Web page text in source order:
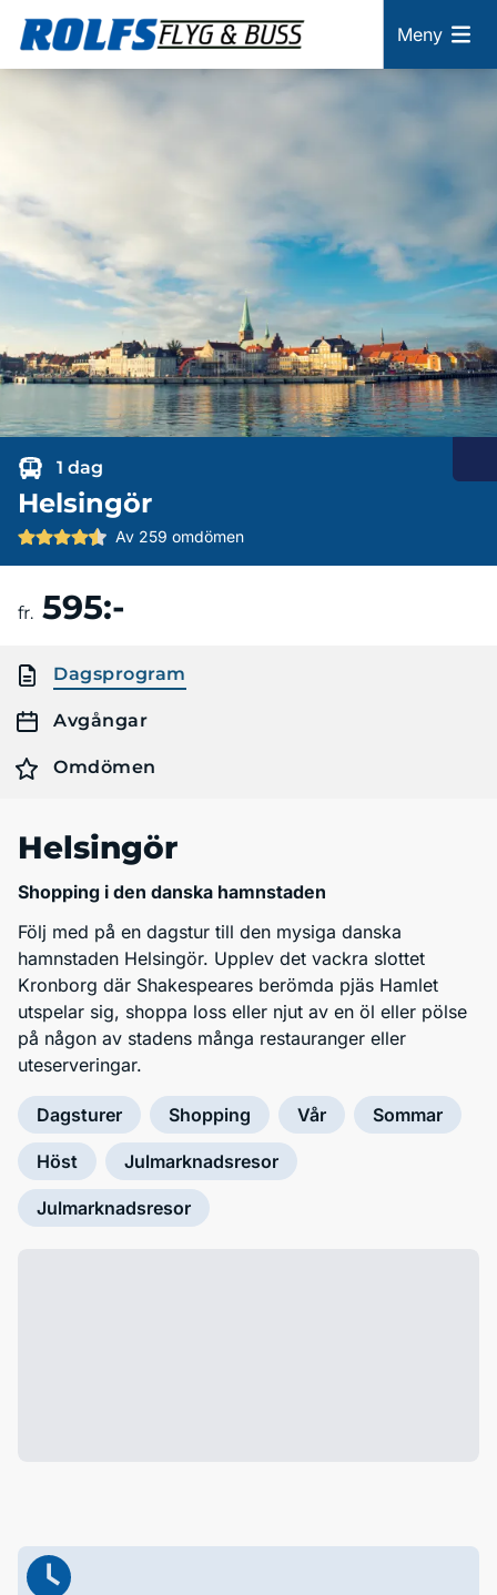
Meny
1 dag
Helsingör
Av 259 omdömen
fr. 595:-
Dagsprogram
Avgångar
Omdömen
Helsingör
Shopping i den danska hamnstaden
Följ med på en dagstur till den mysiga danska
hamnstaden Helsingör. Upplev det vackra slottet
Kronborg där Shakespeares berömda pjäs Hamlet
utspelar sig, shoppa loss eller njut av en öl eller pölse
på någon av stadens många restauranger eller
uteserveringar.
Dagsturer Shopping Vår Sommar
Höst Julmarknadsresor
Julmarknadsresor